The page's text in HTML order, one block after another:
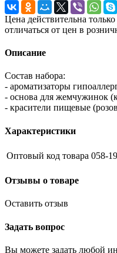
Цена действительна
отличаться от цен в
Описание
Состав набора:
- ароматизаторы
- основа для жемчужинок
- красители пищевые
Характеристики
Оптовый код товара 058-
Отзывы о товаре
Оставить отзыв
Задать вопрос
Вы можете задать любой